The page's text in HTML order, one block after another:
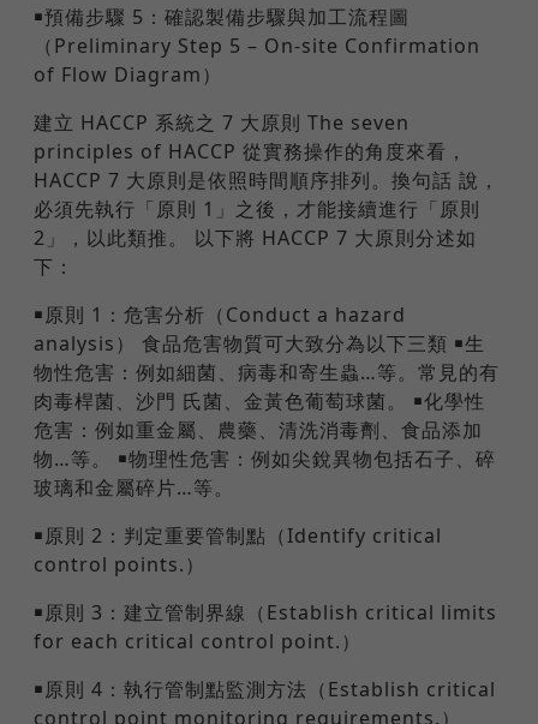
￭預備步驟 5：確認製備步驟與加工流程圖
（Preliminary Step 5 – On-site Confirmation
of Flow Diagram）
建立 HACCP 系統之 7 大原則 The seven
principles of HACCP 從實務操作的角度來看，
HACCP 7 大原則是依照時間順序排列。換句話 說，
必須先執行「原則 1」之後，才能接續進行「原則
2」，以此類推。 以下將 HACCP 7 大原則分述如
下：
￭原則 1：危害分析（Conduct a hazard
analysis） 食品危害物質可大致分為以下三類 ￭生
物性危害：例如細菌、病毒和寄生蟲…等。常見的有
肉毒桿菌、沙門 氏菌、金黃色葡萄球菌。 ￭化學性
危害：例如重金屬、農藥、清洗消毒劑、食品添加
物…等。 ￭物理性危害：例如尖銳異物包括石子、碎
玻璃和金屬碎片…等。
￭原則 2：判定重要管制點（Identify critical
control points.）
￭原則 3：建立管制界線（Establish critical limits
for each critical control point.）
￭原則 4：執行管制點監測方法（Establish critical
control point monitoring requirements.）